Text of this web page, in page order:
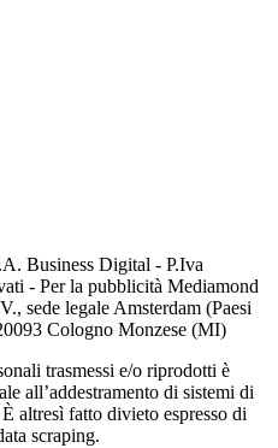
Business Digital - P.Iva
- Per la pubblicità Mediamond
sede legale Amsterdam (Paesi
Cologno Monzese (MI)
trasmessi e/o riprodotti è
all’addestramento di sistemi di
altresì fatto divieto espresso di
scraping.